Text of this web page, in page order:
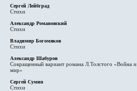
Сергей Лейбград
Стихи
Александр Романовский
Стихи
Владимир Богомяков
Стихи
Александр Шабуров
Сокращенный вариант романа Л.Толстого «Война и
мир»
Сергей Сумин
Стихи